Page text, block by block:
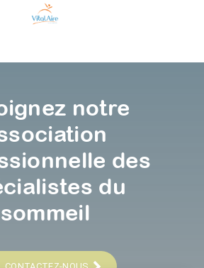
notre
des
du
sommeil